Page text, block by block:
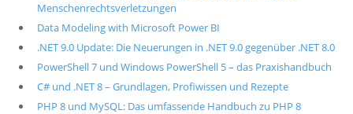
Menschenrechtsverletzungen
Data Modeling with Microsoft Power BI
.NET 9.0 Update: Die Neuerungen in .NET 9.0 gegenüber .NET 8.0
PowerShell 7 und Windows PowerShell 5 – das Praxishandbuch
C# und .NET 8 – Grundlagen, Profiwissen und Rezepte
PHP 8 und MySQL: Das umfassende Handbuch zu PHP 8